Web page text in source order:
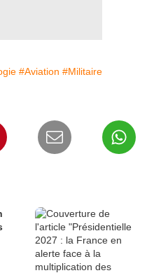
#Aviation #Militaire